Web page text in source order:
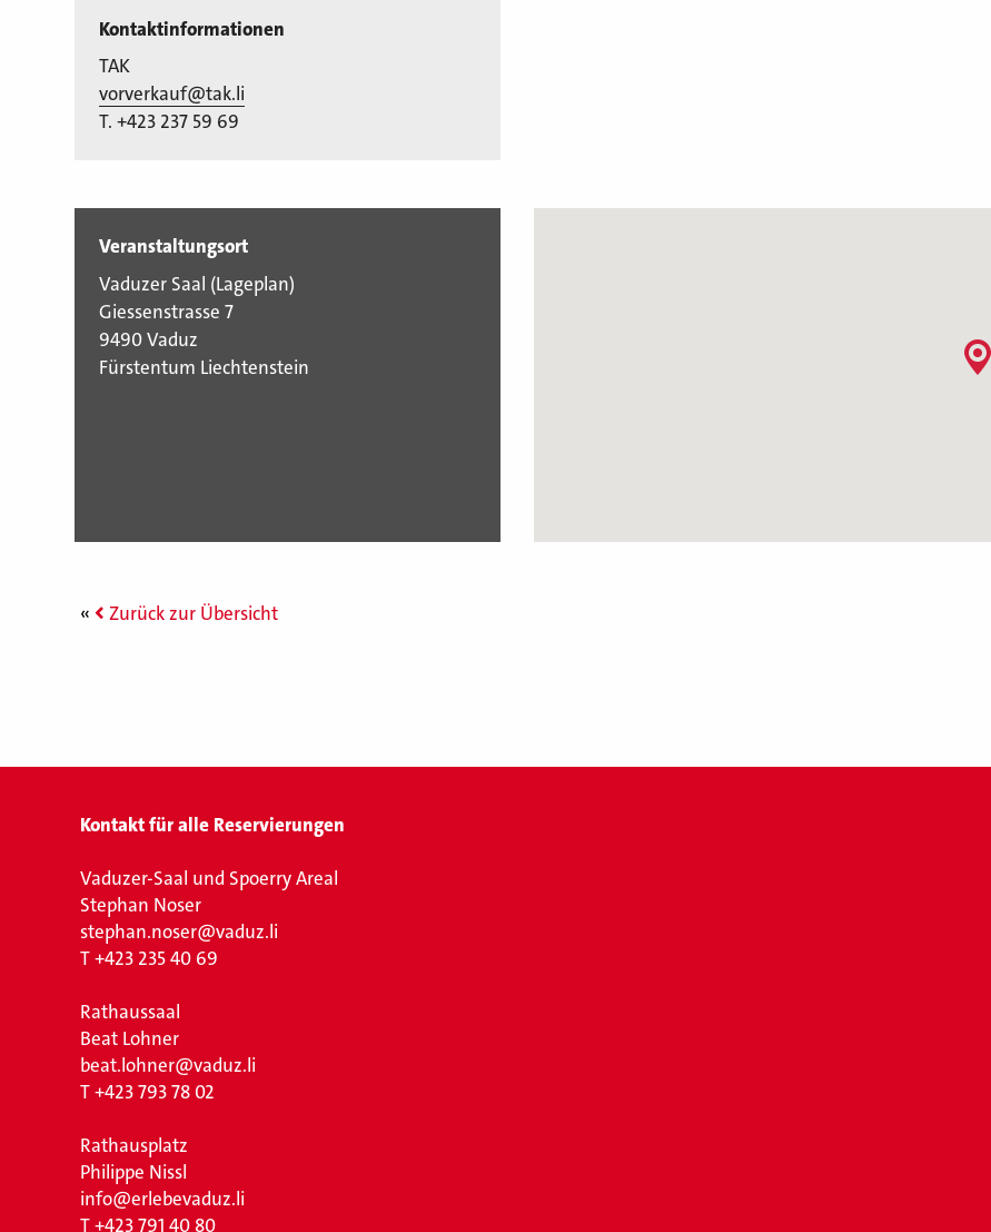
Kontaktinformationen
TAK
vorverkauf@tak.li
T. +423 237 59 69
Veranstaltungsort
Vaduzer Saal (Lageplan)
Giessenstrasse 7
9490 Vaduz
Fürstentum Liechtenstein
Zurück zur Übersicht
Kontakt für alle Reservierungen
Vaduzer-Saal und Spoerry Areal
Stephan Noser
stephan.noser@vaduz.li
T+423 235 40 69
Rathaussaal
Beat Lohner
beat.lohner@vaduz.li
T+423 793 78 02
Rathausplatz
Philippe Nissl
info@erlebevaduz.li
T+423 791 40 80